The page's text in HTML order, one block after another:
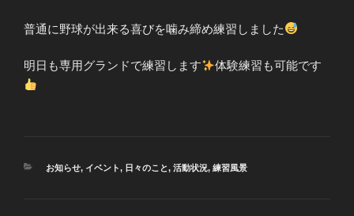
普通に野球が出来る喜びを噛み締め練習しました
明日も専用グランドで練習します 体験練習も可能です
カ
お知らせ, イベント, 日々のこと, 活動状況, 練習風景